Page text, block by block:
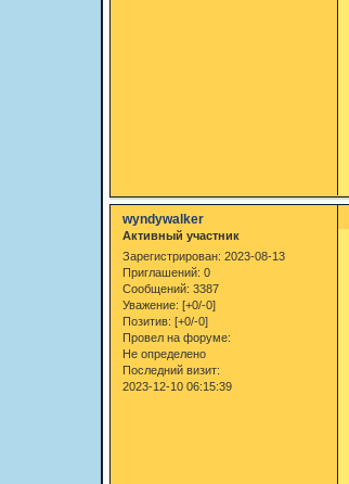
wyndywalker
Активный участник
Зарегистрирован: 2023-08-13
Приглашений: 0
Сообщений: 3387
Уважение: [+0/-0]
Позитив: [+0/-0]
Провел на форуме:
Не определено
Последний визит:
2023-12-10 06:15:39